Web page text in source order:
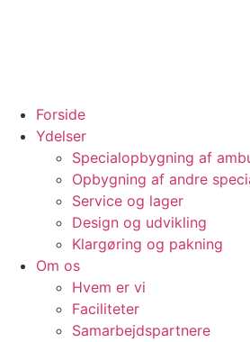
Forside
Ydelser
Specialopbygning af
Opbygning af andre
Service og lager
Design og udvikling
Klargøring og pakning
Om os
Hvem er vi
Faciliteter
Samarbejdspartnere